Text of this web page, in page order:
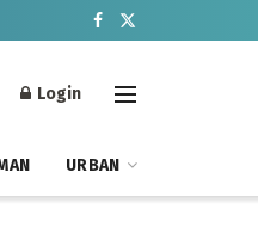
Login
URBAN